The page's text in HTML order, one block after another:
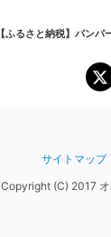
【ふるさと納税】パン
サイトマップ
Copyright (C) 2017